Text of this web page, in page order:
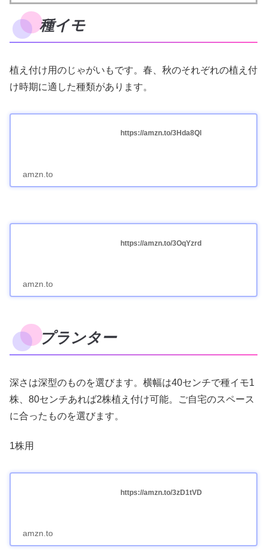
種イモ
植え付け用のじゃがいもです。春、秋のそれぞれの植え付
け時期に適した種類があります。
https://amzn.to/3Hda8Ql
amzn.to
https://amzn.to/3OqYzrd
amzn.to
プランター
深さは深型のものを選びます。横幅は40センチで種イモ1
株、80センチあれば2株植え付け可能。ご自宅のスペース
に合ったものを選びます。
1株用
https://amzn.to/3zD1tVD
amzn.to